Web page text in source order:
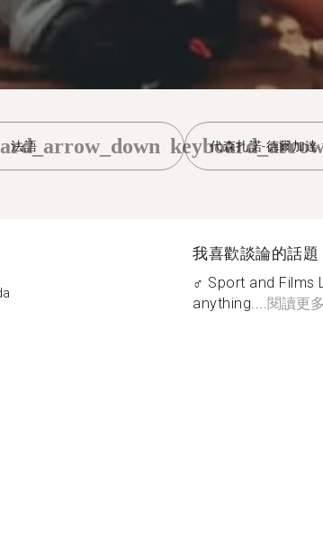
法語 代森扎諾-德爾加達
我喜歡談論的話題
‍♂️ Sport and Films
anything....閱讀更多